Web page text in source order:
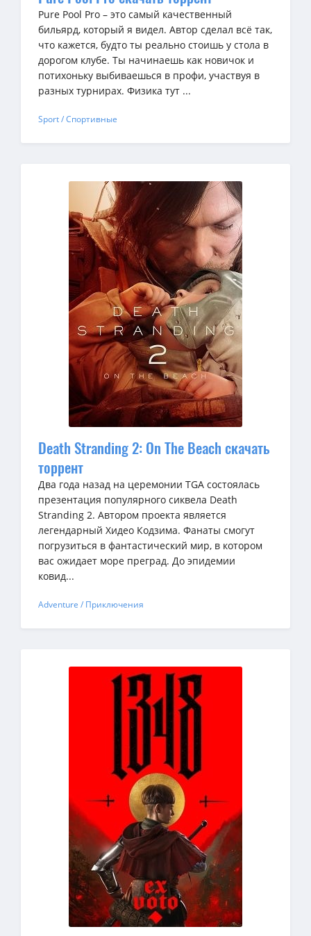
Pure Pool Pro – это самый качественный
бильярд, который я видел. Автор сделал всё так,
что кажется, будто ты реально стоишь у стола в
дорогом клубе. Ты начинаешь как новичок и
потихоньку выбиваешься в профи, участвуя в
разных турнирах. Физика тут ...
Sport / Спортивные
Death Stranding 2: On The Beach скачать
торрент
Два года назад на церемонии TGA состоялась
презентация популярного сиквела Death
Stranding 2. Автором проекта является
легендарный Хидео Кодзима. Фанаты смогут
погрузиться в фантастический мир, в котором
вас ожидает море преград. До эпидемии
ковид...
Adventure / Приключения